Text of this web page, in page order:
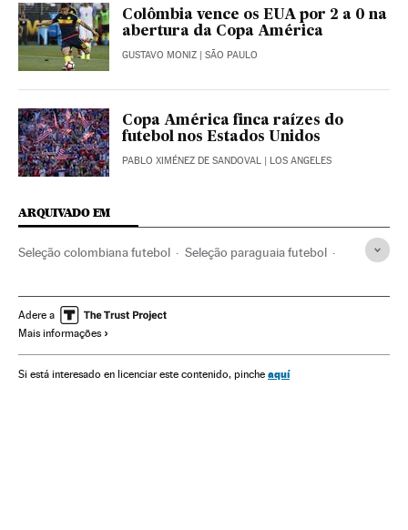
Colômbia vence os EUA por 2 a 0 na
abertura da Copa América
GUSTAVO MONIZ | SÃO PAULO
Copa América finca raízes do
futebol nos Estados Unidos
PABLO XIMÉNEZ DE SANDOVAL | LOS ANGELES
ARQUIVADO EM
Seleção colombiana futebol Seleção paraguaia futebol
Competições Seleção colombiana
Selección paraguaya
Adere a
Mais informações
Si está interesado en licenciar este contenido, pinche aquí